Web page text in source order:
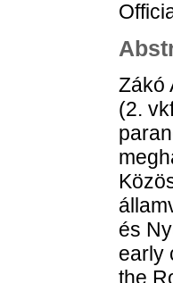
Zákó
(2.
és
early
the